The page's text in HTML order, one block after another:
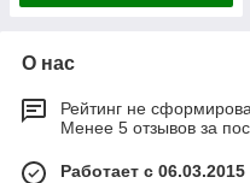
О нас
Рейтинг не
Менее 5 отзывов за
Работает с 06.03.2015